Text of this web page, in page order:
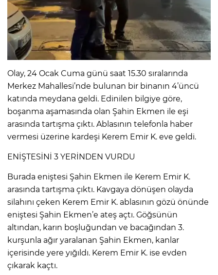
Olay, 24 Ocak Cuma günü saat 15.30 sıralarında
Merkez Mahallesi’nde bulunan bir binanın 4’üncü
katında meydana geldi. Edinilen bilgiye göre,
boşanma aşamasında olan Şahin Ekmen ile eşi
arasında tartışma çıktı. Ablasının telefonla haber
vermesi üzerine kardeşi Kerem Emir K. eve geldi.
ENİŞTESİNİ 3 YERİNDEN VURDU
Burada eniştesi Şahin Ekmen ile Kerem Emir K.
arasında tartışma çıktı. Kavgaya dönüşen olayda
silahını çeken Kerem Emir K. ablasının gözü önünde
eniştesi Şahin Ekmen’e ateş açtı. Göğsünün
altından, karın boşluğundan ve bacağından 3.
kurşunla ağır yaralanan Şahin Ekmen, kanlar
içerisinde yere yığıldı. Kerem Emir K. ise evden
çıkarak kaçtı.